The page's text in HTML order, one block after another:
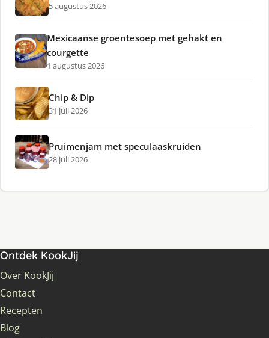
5 augustus 2026
Mexicaanse groentesoep met gehakt en
courgette
1 augustus 2026
Chip & Dip
31 juli 2026
Pruimenjam met speculaaskruiden
28 juli 2026
Ontdek KookJij
Over KookJij
Contact
Recepten
Blog